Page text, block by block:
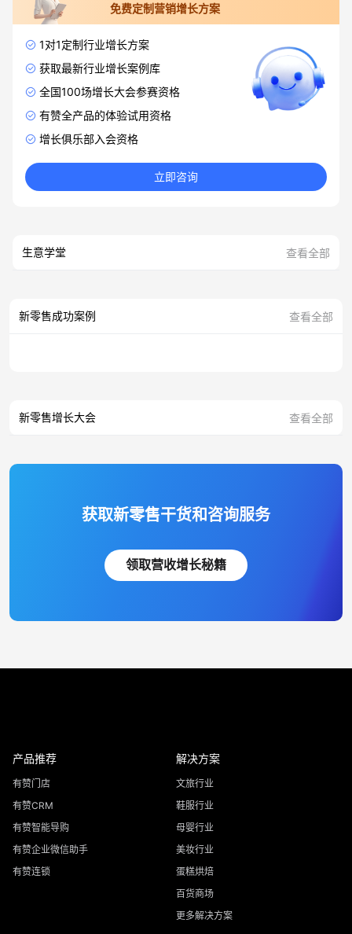
免费定制营销增长方案
1对1定制行业增长方案
获取最新行业增长案例库
全国100场增长大会参赛资格
有赞全产品的体验试用资格
增长俱乐部入会资格
立即咨询
生意学堂 查看全部
新零售成功案例 查看全部
新零售增长大会 查看全部
获取新零售干货和咨询服务
领取营收增长秘籍
产品推荐
有赞门店
有赞CRM
有赞智能导购
有赞企业微信助手
有赞连锁
解决方案
文旅行业
鞋服行业
母婴行业
美妆行业
蛋糕烘焙
百货商场
更多解决方案